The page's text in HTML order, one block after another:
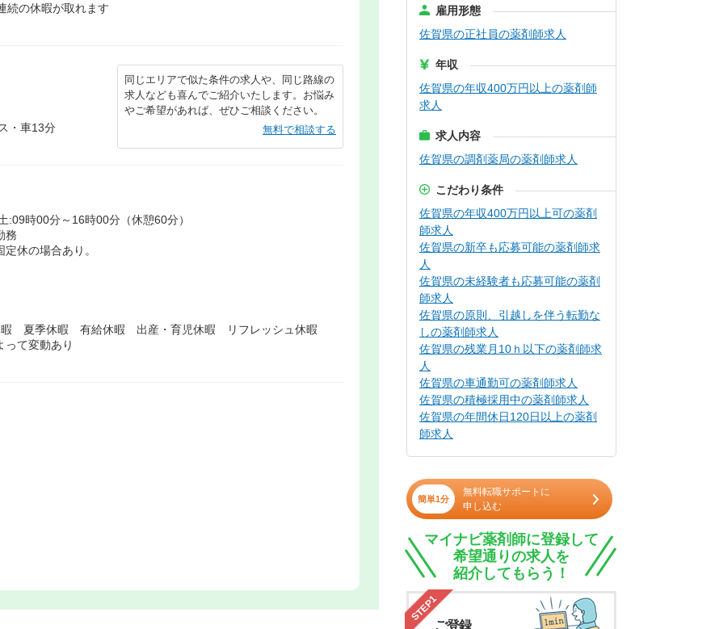
続の休暇が取れます
・車13分
同じエリアで似た条件の求人や、同じ路線の
求人なども喜んでご紹介いたします。お悩み
やご希望があれば、ぜひご相談ください。
無料で相談する
:09時00分～16時00分（休憩60分）
務
休の場合あり。
夏季休暇 有給休暇 出産・育児休暇 リフレッシュ休暇
て変動あり
雇用形態
佐賀県の正社員の薬剤師求人
年収
佐賀県の年収400万円以上の薬剤師
求人
求人内容
佐賀県の調剤薬局の薬剤師求人
こだわり条件
佐賀県の年収400万円以上可の薬剤
師求人
佐賀県の新卒も応募可能の薬剤師求
人
佐賀県の未経験者も応募可能の薬剤
師求人
佐賀県の原則、引越しを伴う転勤な
しの薬剤師求人
佐賀県の残業月10ｈ以下の薬剤師求
人
佐賀県の車通勤可の薬剤師求人
佐賀県の積極採用中の薬剤師求人
佐賀県の年間休日120日以上の薬剤
師求人
簡単1分
無料転職サポートに
申し込む
マイナビ薬剤師に登録して
希望通りの求人を
紹介してもらう！
STEP1
ご登録